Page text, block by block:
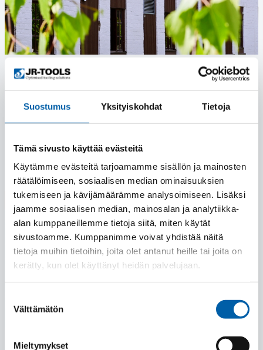
Suostumus Yksityiskohdat Tietoja
Tämä sivusto käyttää evästeitä
Käytämme evästeitä tarjoamamme sisällön ja mainosten
räätälöimiseen, sosiaalisen median ominaisuuksien
tukemiseen ja kävijämäärämme analysoimiseen. Lisäksi
jaamme sosiaalisen median, mainosalan ja analytiikka-
alan kumppaneillemme tietoja siitä, miten käytät
sivustoamme. Kumppanimme voivat yhdistää näitä
tietoja muihin tietoihin, joita olet antanut heille tai joita on
kerätty, kun olet käyttänyt heidän palvelujaan.
valinta
Välttämätön
Mieltymykset
Myyntimme palvelee läpi kesän
Kesä on täällä ja lomat lähestyvät! Myyntimme lomailee
porrastetusti, joten palvelemme asiakkaitamme läpi
Lue lisää
28.05.2026